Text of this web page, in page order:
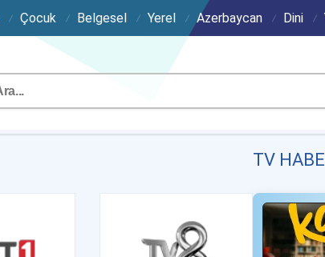
Çocuk Belgesel Yerel Azerbaycan Dini
TV